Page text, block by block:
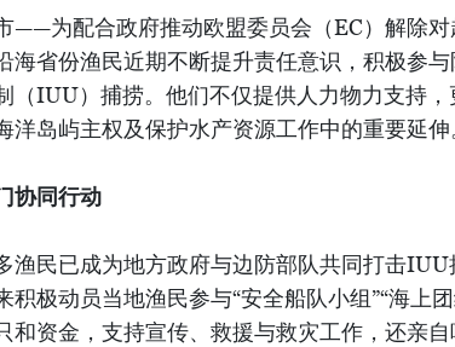
——为配合政府推动欧盟委员会（EC）解除对
海省份渔民近期不断提升责任意识，积极参
（IUU）捕捞。他们不仅提供人力物力支持
洋岛屿主权及保护水产资源工作中的重要延伸
协同行动
渔民已成为地方政府与边防部队共同打击
积极动员当地渔民参与“安全船队小组”“海上团
和资金，支持宣传、救援与救灾工作，还亲